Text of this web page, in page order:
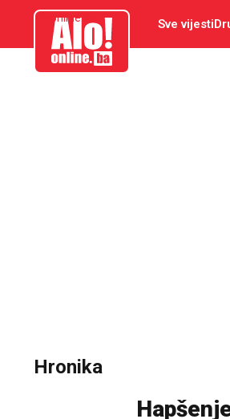
aloonline.ba Sve vijesti
Hronika